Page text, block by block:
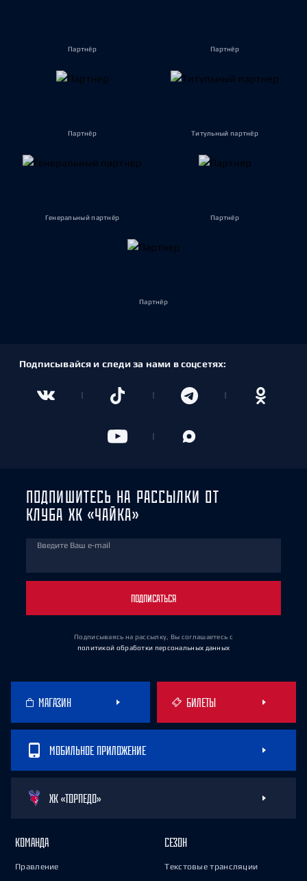
Партнёр Партнёр
Партнёр Титульный партнёр
Генеральный партнёр Партнёр
Партнёр
Подписывайся и следи за нами в соцсетях:
ПОДПИШИТЕСЬ НА РАССЫЛКИ ОТ
КЛУБА ХК «ЧАЙКА»
Введите Ваш e-mail
ПОДПИСАТЬСЯ
Подписываясь на рассылку, Вы соглашаетесь с
политикой обработки персональных данных
МАГАЗИН БИЛЕТЫ
МОБИЛЬНОЕ ПРИЛОЖЕНИЕ
ХК «ТОРПЕДО»
КОМАНДА
Правление
СЕЗОН
Текстовые трансляции